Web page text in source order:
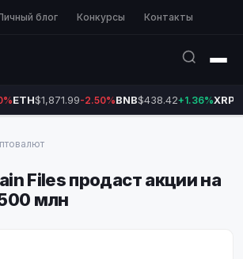
блог Конкурсы Контакты
ETH$1,871.99-2.50%BNB$438.42+1.36%XRP
Files продаст акции на
млн